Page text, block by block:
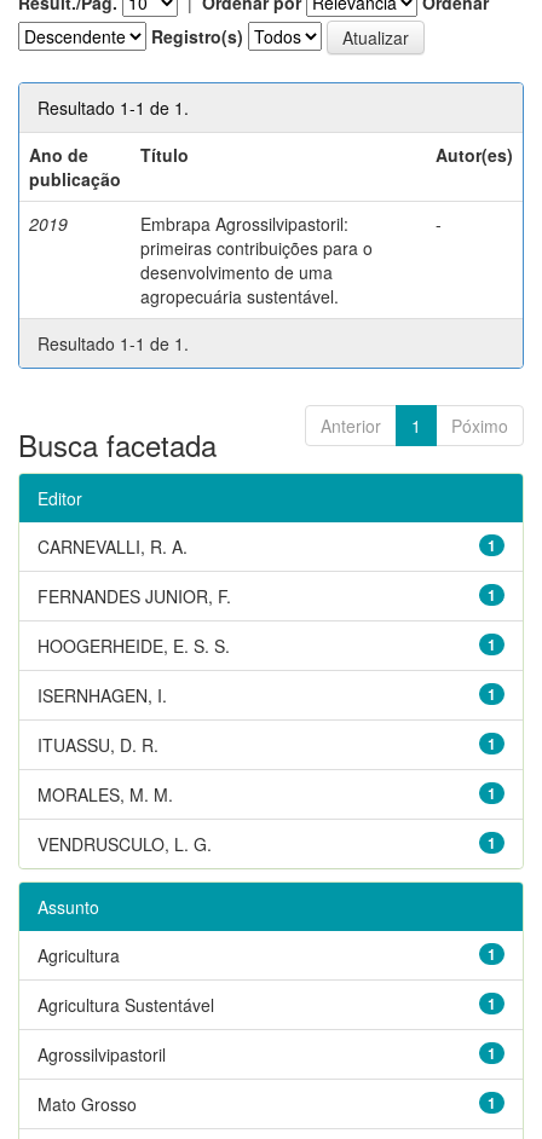
Registro(s)
Resultado 1-1 de 1.
Ano de
publicação
Título Autor(es)
2019
Embrapa Agrossilvipastoril:
primeiras contribuições para o
desenvolvimento de uma
agropecuária sustentável.
-
Resultado 1-1 de 1.
Anterior 1 Póximo
Busca facetada
Editor
1
CARNEVALLI, R. A.
1
FERNANDES JUNIOR, F.
1
HOOGERHEIDE, E. S. S.
1
ISERNHAGEN, I.
1
ITUASSU, D. R.
1
MORALES, M. M.
1
VENDRUSCULO, L. G.
Assunto
1
Agricultura
1
Agricultura Sustentável
1
Agrossilvipastoril
1
Mato Grosso